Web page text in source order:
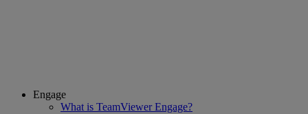
Engage
What is TeamViewer Engage?